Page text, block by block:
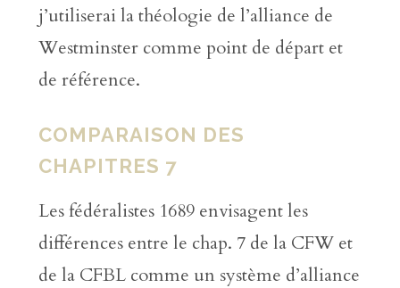
j’utiliserai la théologie de l’alliance de
Westminster comme point de départ et
de référence.
COMPARAISON DES
CHAPITRES 7
Les fédéralistes 1689 envisagent les
différences entre le chap. 7 de la CFW et
de la CFBL comme un système d’alliance